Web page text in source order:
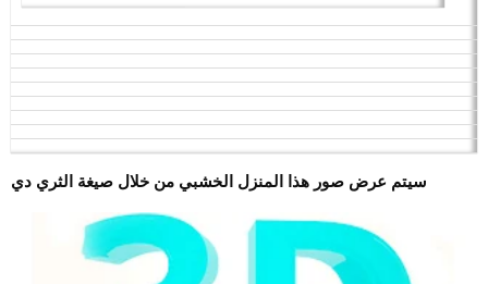
سيتم عرض صور هذا المنزل الخشبي من خلال صيغة الثري دي